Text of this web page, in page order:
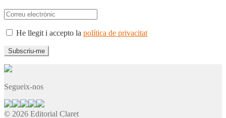
He llegit i accepto la política de privacitat
Segueix-nos
© 2026 Editorial Claret